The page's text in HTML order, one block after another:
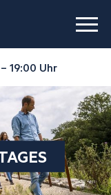
19:00 Uhr